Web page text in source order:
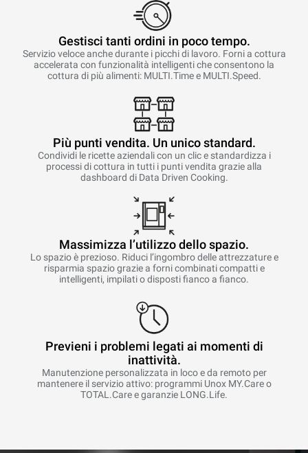
Gestisci tanti ordini in poco tempo.
Servizio veloce anche durante i picchi di lavoro. Forni a cottura
accelerata con funzionalità intelligenti che consentono la
cottura di più alimenti: MULTI.Time e MULTI.Speed.
Più punti vendita. Un unico standard.
Condividi le ricette aziendali con un clic e standardizza i
processi di cottura in tutti i punti vendita grazie alla
dashboard di Data Driven Cooking.
Massimizza l’utilizzo dello spazio.
Lo spazio è prezioso. Riduci l’ingombro delle attrezzature e
risparmia spazio grazie a forni combinati compatti e
intelligenti, impilati o disposti fianco a fianco.
Previeni i problemi legati ai momenti di
inattività.
Manutenzione personalizzata in loco e da remoto per
mantenere il servizio attivo: programmi Unox MY.Care o
TOTAL.Care e garanzie LONG.Life.